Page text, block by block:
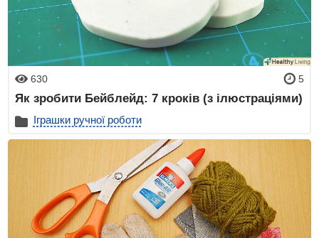
630 5
Як зробити Бейблейд: 7 кроків (з ілюстраціями)
Іграшки ручної роботи